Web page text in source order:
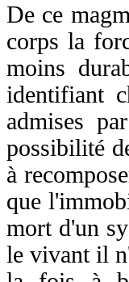
De ce
corps la
moins
identifiant
admises
possibilité
à
que
mort d'un
le vivant il